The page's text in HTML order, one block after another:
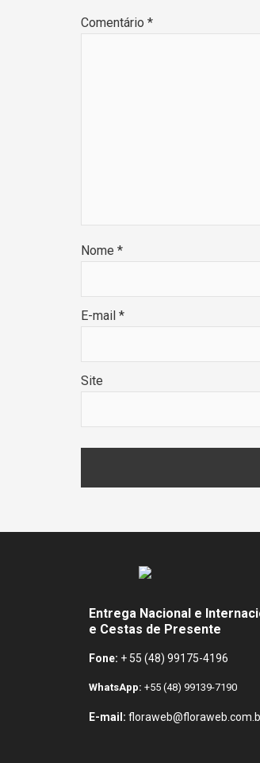
Comentário *
Nome *
E-mail *
Site
Entrega Nacional e
e Cestas de Presente
Fone: + 55 (48) 99175-4196
WhatsApp: +55 (48) 99139-7190
E-mail: